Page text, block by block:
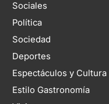
Sociales
Política
Sociedad
Deportes
Espectáculos y Cultura
Estilo Gastronomía